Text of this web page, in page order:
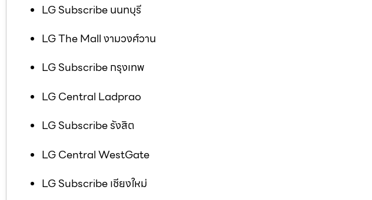
LG Subscribe นนทบุรี
LG The Mall งามวงศ์วาน
LG Subscribe กรุงเทพ
LG Central Ladprao
LG Subscribe รังสิต
LG Central WestGate
LG Subscribe เชียงใหม่